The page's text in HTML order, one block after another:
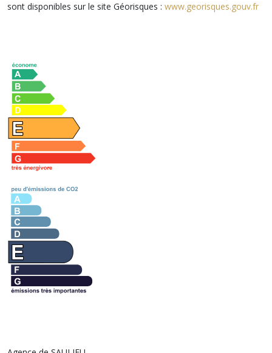
sont disponibles sur le site Géorisques : www.georisques.gouv.fr